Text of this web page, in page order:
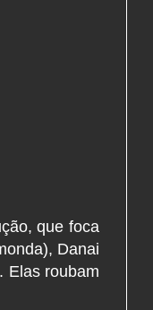
que foca
Danai
Elas roubam